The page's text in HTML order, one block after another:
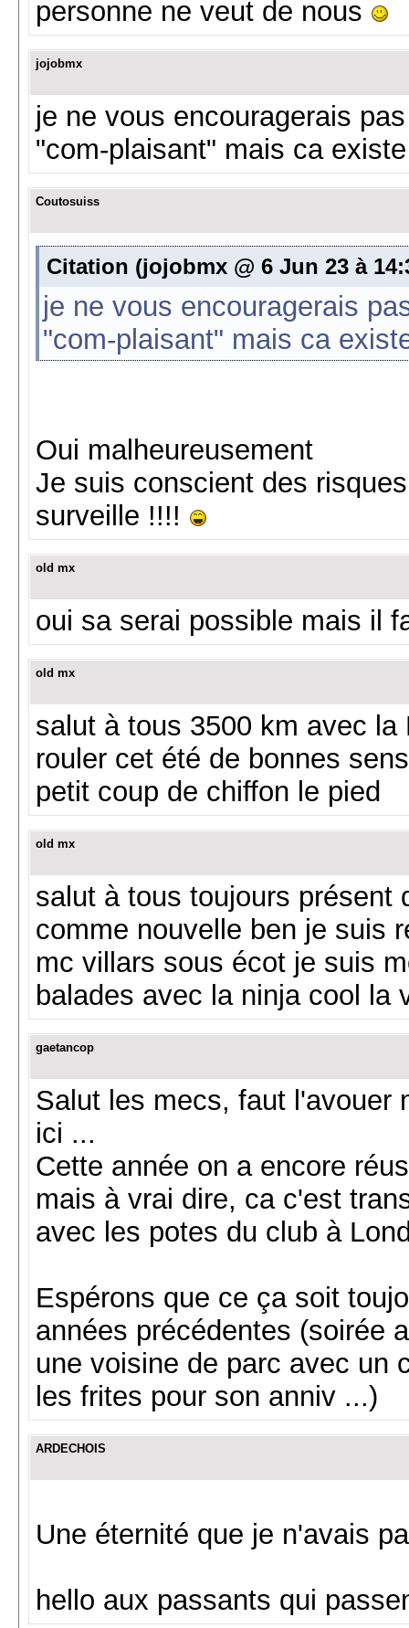
personne ne veut de nous
jojobmx
je ne vous encouragerais
"com-plaisant" mais ca existe
Coutosuiss
Citation (jojobmx @ 6 Jun 23 à
je ne vous encouragerais
"com-plaisant" mais ca
Oui malheureusement
Je suis conscient des
surveille !!!!
old mx
oui sa serai possible mais il
old mx
salut à tous 3500 km avec
rouler cet été de bonnes
petit coup de chiffon le pied
old mx
salut à tous toujours présent
comme nouvelle ben je suis
mc villars sous écot je suis
balades avec la ninja cool la
gaetancop
Salut les mecs, faut l'avouer
ici ...
Cette année on a encore
mais à vrai dire, ca c'est
avec les potes du club à
Espérons que ce ça soit
années précédentes (soirée
une voisine de parc avec un
les frites pour son anniv ...)
ARDECHOIS
Une éternité que je n'avais
hello aux passants qui